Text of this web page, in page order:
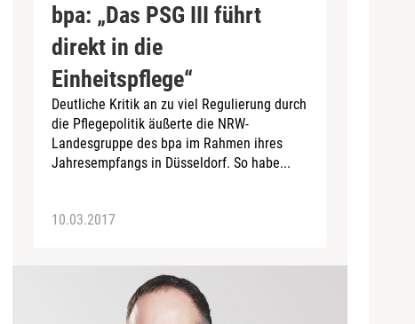
bpa: „Das PSG III führt
direkt in die
Einheitspflege“
Deutliche Kritik an zu viel Regulierung durch
die Pflegepolitik äußerte die NRW-
Landesgruppe des bpa im Rahmen ihres
Jahresempfangs in Düsseldorf. So habe...
10.03.2017